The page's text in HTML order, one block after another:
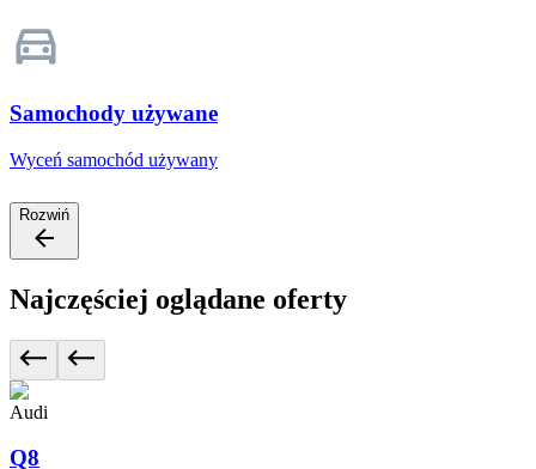
Samochody używane
Wyceń samochód używany
Rozwiń
Najczęściej oglądane oferty
Audi
Q8